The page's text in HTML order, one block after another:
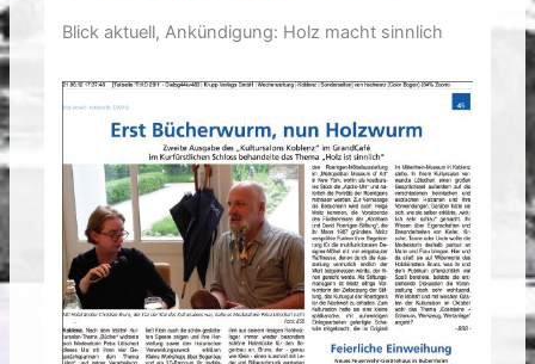
Blick aktuell, Ankündigung: Holz macht sinnlich